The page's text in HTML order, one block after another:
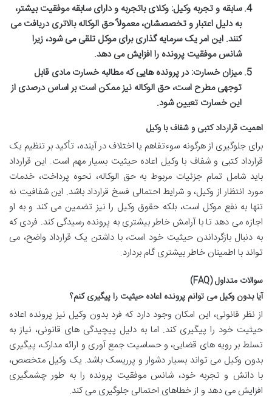
سابقه و تجربه وکیل: وکلای باتجربه و دارای سابقه موفقیت بیشتر،
به دلیل اعتبار و تخصصشان، معمولاً حق الوکاله بالاتری دریافت می
کنند. این امر یک سرمایه گذاری برای موکل تلقی می شود، زیرا
شانس موفقیت پرونده را افزایش می دهد.
میزان خسارت:در پرونده هایی که مطالبه خسارت مادی قابل
توجهی مطرح است، حق الوکاله نیز ممکن است بر اساس درصدی از
این خسارت تعیین شود.
اهمیت قرارداد کتبی و شفاف با وکیل
برای جلوگیری از هرگونه سوءتفاهم یا اختلاف در آینده، تأکید بر تنظیم یک
قرارداد کتبی و شفاف با وکیل اعاده حیثیت بسیار مهم است. این قرارداد
باید شامل تمام جزئیات مربوط به حق الوکاله، نحوه پرداخت، خدمات
مورد انتظار از وکیل، و شرایط احتمالی فسخ قرارداد باشد. این شفافیت نه
تنها به نفع موکل است، بلکه حقوق وکیل را نیز تضمین می کند و به او
اجازه می دهد تا با آرامش خاطر بیشتری به پرونده رسیدگی کند. فردی که
به دنبال بازگرداندن حیثیت خود است، با داشتن یک قرارداد واضح، می
تواند با اطمینان خاطر بیشتری گام بردارد.
سوالات متداول (FAQ)
آیا بدون وکیل می توانم پرونده اعاده حیثیت را پیگیری کنم؟
از نظر قانونی، این امکان وجود دارد که فرد بدون وکیل نیز پرونده اعاده
حیثیت خود را پیگیری کند. اما به دلیل پیچیدگی های قانونی، نیاز به
تسلط بر رویه های قضایی، و حساسیت جمع آوری و ارائه مدارک، پیگیری
بدون وکیل می تواند بسیار دشوار و پرریسک باشد. یک وکیل متخصص،
با دانش و تجربه خود، شانس موفقیت پرونده را به طور چشمگیری
افزایش می دهد و از خطاهای احتمالی جلوگیری می کند.